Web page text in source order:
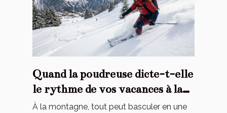
Quand la poudreuse dicte-t-elle
le rythme de vos vacances à la
montagne ?
À la montagne, tout peut basculer en une